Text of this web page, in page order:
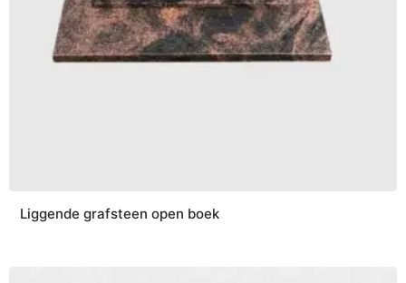
Liggende grafsteen open boek